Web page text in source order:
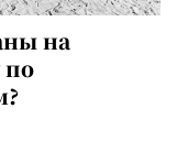
на
по